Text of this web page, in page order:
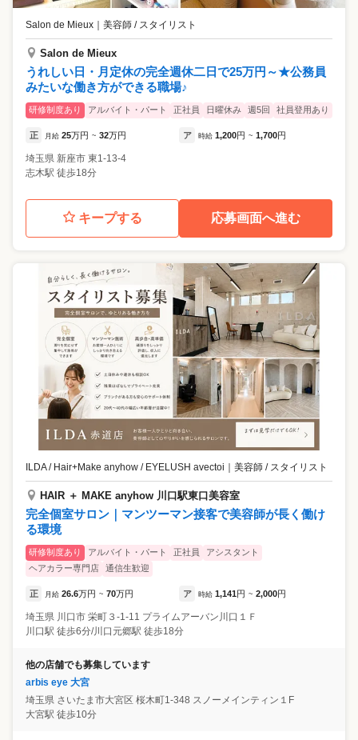
Salon de Mieux ｜ 美容師 / スタイリスト
Salon de Mieux
うれしい日・月定休の完全週休二日で25万円～★公務員
みたいな働き方ができる職場♪
研修制度あり アルバイト・パート 正社員 日曜休み 週5回 社員登用あり
正 月給 25万円 ~ 32万円 ア 時給 1,200円 ~ 1,700円
埼玉県 新座市 東1-13-4
志木駅 徒歩18分
キープする 応募画面へ進む
ILDA / Hair+Make anyhow / EYELUSH avectoi 美容師 / スタイリスト
HAIR ＋ MAKE anyhow 川口駅東口美容室
完全個室サロン｜マンツーマン接客で美容師が長く働け
る環境
研修制度あり アルバイト・パート 正社員
アシスタント
ヘアカラー専門店
通信生歓迎
正 月給 26.6万円 ~ 70万円 ア 時給 1,141円 ~ 2,000円
埼玉県 川口市 栄町３-1-11 プライムアーバン川口１Ｆ
川口駅 徒歩6分/川口元郷駅 徒歩18分
他の店舗でも募集しています
arbis eye 大宮
埼玉県 さいたま市大宮区 桜木町1-348 スノーメインティン１F
大宮駅 徒歩10分